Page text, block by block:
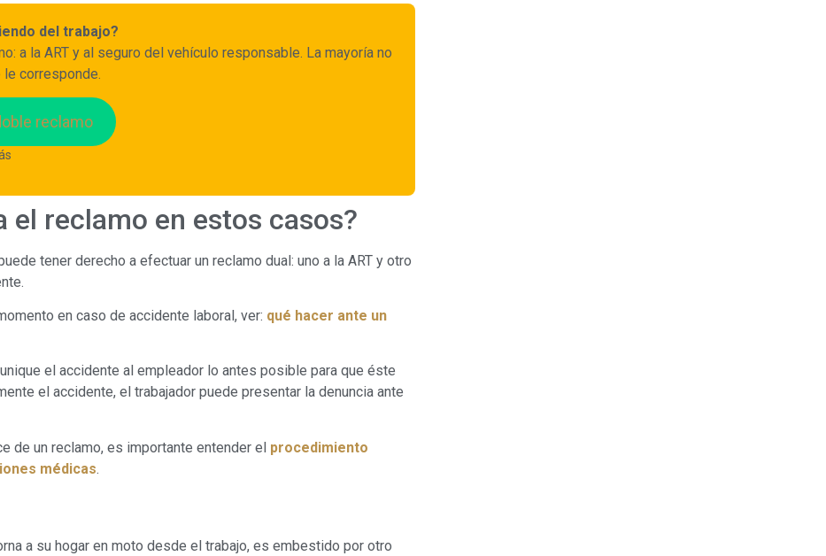
del trabajo?
a la ART y al seguro del vehículo responsable. La mayoría no
corresponde.
reclamo
el reclamo en estos casos?
tener derecho a efectuar un reclamo dual: uno a la ART y otro
en caso de accidente laboral, ver: qué hacer ante un
el accidente al empleador lo antes posible para que éste
el accidente, el trabajador puede presentar la denuncia ante
de un reclamo, es importante entender el procedimiento
médicas.
a su hogar en moto desde el trabajo, es embestido por otro